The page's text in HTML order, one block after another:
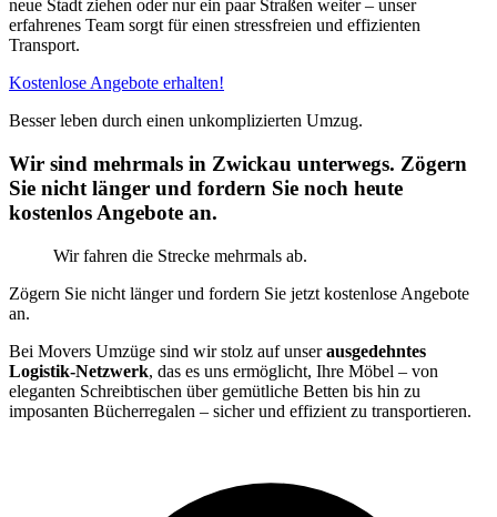
neue Stadt ziehen oder nur ein paar Straßen weiter – unser
erfahrenes Team sorgt für einen stressfreien und effizienten
Transport.
Kostenlose Angebote erhalten!
Besser leben durch einen unkomplizierten Umzug.
Wir sind mehrmals in Zwickau unterwegs. Zögern
Sie nicht länger und fordern Sie noch heute
kostenlos Angebote an.
Wir fahren die Strecke mehrmals ab.
Zögern Sie nicht länger und fordern Sie jetzt kostenlose Angebote
an.
Bei Movers Umzüge sind wir stolz auf unserausgedehntes
Logistik-Netzwerk, das es uns ermöglicht, Ihre Möbel – von
eleganten Schreibtischen über gemütliche Betten bis hin zu
imposanten Bücherregalen – sicher und effizient zu transportieren.